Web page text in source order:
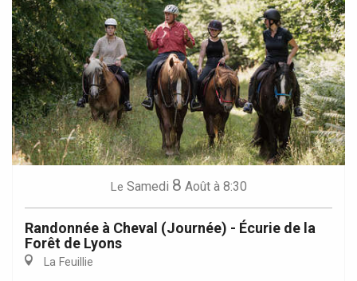
Le Samedi 8 Août à 8:30
Randonnée à Cheval (Journée) - Écurie de la
Forêt de Lyons
La Feuillie